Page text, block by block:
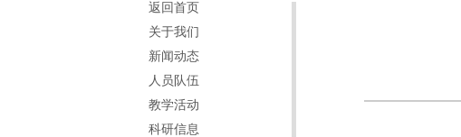
返回首页
关于我们
新闻动态
人员队伍
教学活动
科研信息